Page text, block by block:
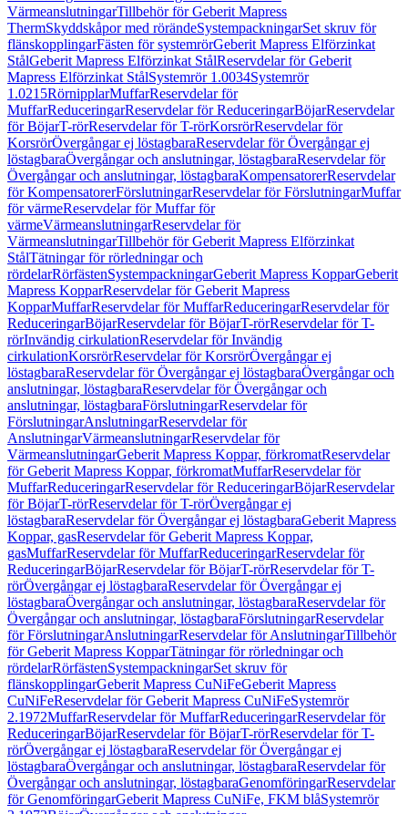
VärmeanslutningarTillbehör för Geberit Mapress
ThermSkyddskåpor med rörändeSystempackningarSet skruv för
flänskopplingarFästen för systemrörGeberit Mapress Elförzinkat
StålGeberit Mapress Elförzinkat StålReservdelar för Geberit
Mapress Elförzinkat StålSystemrör 1.0034Systemrör
1.0215RörnipplarMuffarReservdelar för
MuffarReduceringarReservdelar för ReduceringarBöjarReservdelar
för BöjarT-rörReservdelar för T-rörKorsrörReservdelar för
KorsrörÖvergångar ej löstagbaraReservdelar för Övergångar ej
löstagbaraÖvergångar och anslutningar, löstagbaraReservdelar för
Övergångar och anslutningar, löstagbaraKompensatorerReservdelar
för KompensatorerFörslutningarReservdelar för FörslutningarMuffar
för värmeReservdelar för Muffar för
värmeVärmeanslutningarReservdelar för
VärmeanslutningarTillbehör för Geberit Mapress Elförzinkat
StålTätningar för rörledningar och
rördelarRörfästenSystempackningarGeberit Mapress KopparGeberit
Mapress KopparReservdelar för Geberit Mapress
KopparMuffarReservdelar för MuffarReduceringarReservdelar för
ReduceringarBöjarReservdelar för BöjarT-rörReservdelar för T-
rörInvändig cirkulationReservdelar för Invändig
cirkulationKorsrörReservdelar för KorsrörÖvergångar ej
löstagbaraReservdelar för Övergångar ej löstagbaraÖvergångar och
anslutningar, löstagbaraReservdelar för Övergångar och
anslutningar, löstagbaraFörslutningarReservdelar för
FörslutningarAnslutningarReservdelar för
AnslutningarVärmeanslutningarReservdelar för
VärmeanslutningarGeberit Mapress Koppar, förkromatReservdelar
för Geberit Mapress Koppar, förkromatMuffarReservdelar för
MuffarReduceringarReservdelar för ReduceringarBöjarReservdelar
för BöjarT-rörReservdelar för T-rörÖvergångar ej
löstagbaraReservdelar för Övergångar ej löstagbaraGeberit Mapress
Koppar, gasReservdelar för Geberit Mapress Koppar,
gasMuffarReservdelar för MuffarReduceringarReservdelar för
ReduceringarBöjarReservdelar för BöjarT-rörReservdelar för T-
rörÖvergångar ej löstagbaraReservdelar för Övergångar ej
löstagbaraÖvergångar och anslutningar, löstagbaraReservdelar för
Övergångar och anslutningar, löstagbaraFörslutningarReservdelar
för FörslutningarAnslutningarReservdelar för AnslutningarTillbehör
för Geberit Mapress KopparTätningar för rörledningar och
rördelarRörfästenSystempackningarSet skruv för
flänskopplingarGeberit Mapress CuNiFeGeberit Mapress
CuNiFeReservdelar för Geberit Mapress CuNiFeSystemrör
2.1972MuffarReservdelar för MuffarReduceringarReservdelar för
ReduceringarBöjarReservdelar för BöjarT-rörReservdelar för T-
rörÖvergångar ej löstagbaraReservdelar för Övergångar ej
löstagbaraÖvergångar och anslutningar, löstagbaraReservdelar för
Övergångar och anslutningar, löstagbaraGenomföringarReservdelar
för GenomföringarGeberit Mapress CuNiFe, FKM blåSystemrör